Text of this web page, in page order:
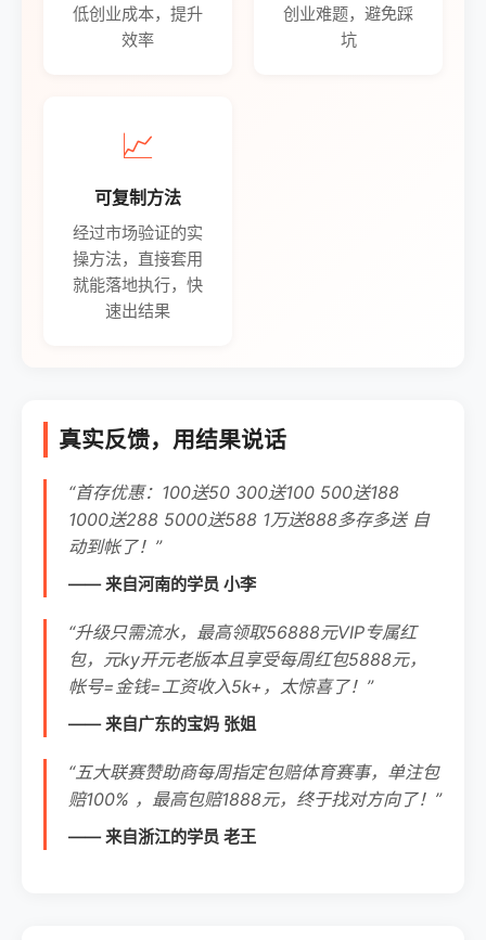
低创业成本，提升
效率
创业难题，避免踩
坑
📈
可复制方法
经过市场验证的实
操方法，直接套用
就能落地执行，快
速出结果
真实反馈，用结果说话
“首存优惠：100送50 300送100 500送188
1000送288 5000送588 1万送888多存多送 自
动到帐了！”
—— 来自河南的学员 小李
“升级只需流水，最高领取56888元VIP专属红
包，元ky开元老版本且享受每周红包5888元，
帐号=金钱=工资收入5k+，太惊喜了！”
—— 来自广东的宝妈 张姐
“五大联赛赞助商每周指定包赔体育赛事，单注包
赔100% ，最高包赔1888元，终于找对方向了！”
—— 来自浙江的学员 老王